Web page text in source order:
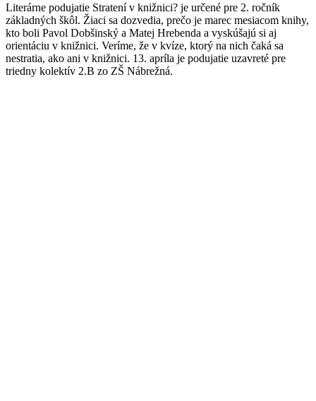
Literárne podujatie Stratení v knižnici? je určené pre 2. ročník
základných škôl. Žiaci sa dozvedia, prečo je marec mesiacom knihy,
kto boli Pavol Dobšinský a Matej Hrebenda a vyskúšajú si aj
orientáciu v knižnici. Veríme, že v kvíze, ktorý na nich čaká sa
nestratia, ako ani v knižnici. 13. apríla je podujatie uzavreté pre
triedny kolektív 2.B zo ZŠ Nábrežná.